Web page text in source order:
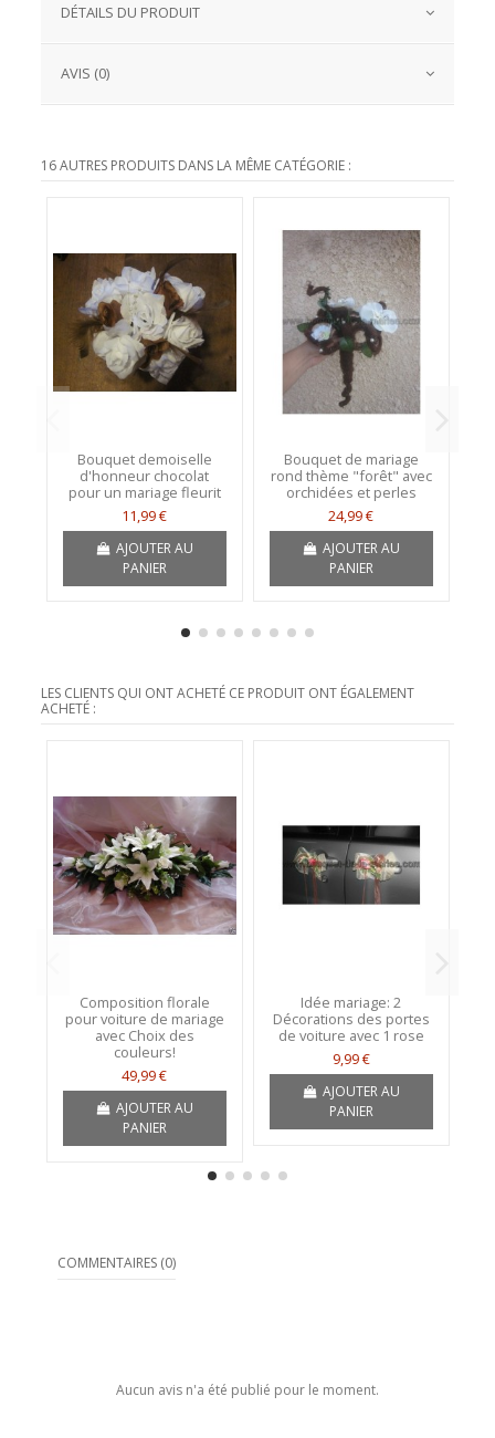
DÉTAILS DU PRODUIT
AVIS (0)
16 AUTRES PRODUITS DANS LA MÊME CATÉGORIE :
Bouquet demoiselle
d'honneur chocolat
pour un mariage fleurit
11,99 €
AJOUTER AU
PANIER
Bouquet de mariage
rond thème "forêt" avec
orchidées et perles
24,99 €
AJOUTER AU
PANIER
LES CLIENTS QUI ONT ACHETÉ CE PRODUIT ONT ÉGALEMENT
ACHETÉ :
Composition florale
pour voiture de mariage
avec Choix des
couleurs!
49,99 €
AJOUTER AU
PANIER
Idée mariage: 2
Décorations des portes
de voiture avec 1 rose
9,99 €
AJOUTER AU
PANIER
COMMENTAIRES (0)
Aucun avis n'a été publié pour le moment.